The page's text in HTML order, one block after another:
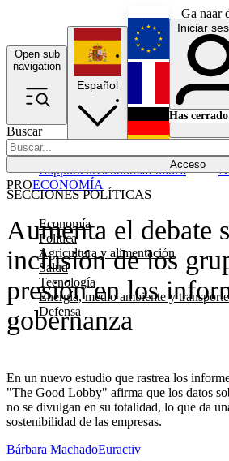
Ga naar
Open sub
navigation
Buscar
Acceso
SECCIONES POLÍTICAS
Economía
Política
Agricultura y alimentación
Salud
Tecnología
Energía, medio ambiente y transporte
Defensa
RapporteurEconomíaPolítica
Español
English
Français
Iniciar
Has cerrado
Aumenta el debate
inclusión de los
presión en los
gobernanza
En un nuevo estudio que rastrea los
"The Good Lobby" afirma que los datos
no se divulgan en su totalidad, lo que da
sostenibilidad de las empresas.
PROECONOMÍA
Bárbara MachadoEuractiv